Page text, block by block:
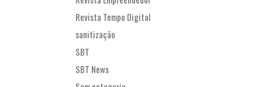
Revista Tempo Digital
sanitização
SBT
SBT News